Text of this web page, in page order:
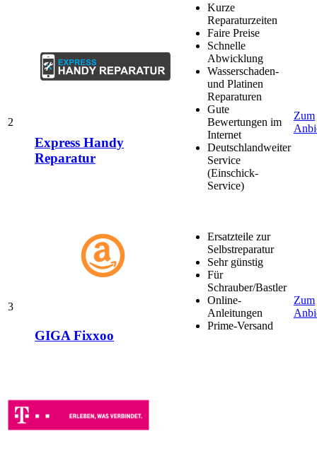
2
Express Handy
Reparatur
Kurze
Reparaturzeiten
Faire Preise
Schnelle
Abwicklung
Wasserschaden-
und Platinen
Reparaturen
Gute
Bewertungen im
Internet
Deutschlandweiter
Service
(Einschick-
Service)
Zum
3
GIGA Fixxoo
Ersatzteile zur
Selbstreparatur
Sehr günstig
Für
Schrauber/Bastler
Online-
Anleitungen
Prime-Versand
Zum